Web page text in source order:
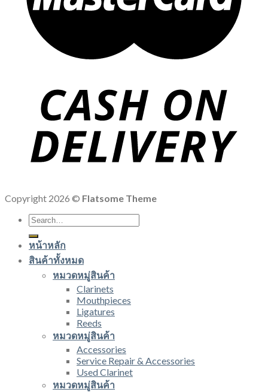
Copyright 2026 © Flatsome Theme
Search
for:
หน้าหลัก
สินค้าทั้งหมด
หมวดหมู่สินค้า
Clarinets
Mouthpieces
Ligatures
Reeds
หมวดหมู่สินค้า
Accessories
Service Repair & Accessories
Used Clarinet
หมวดหมู่สินค้า